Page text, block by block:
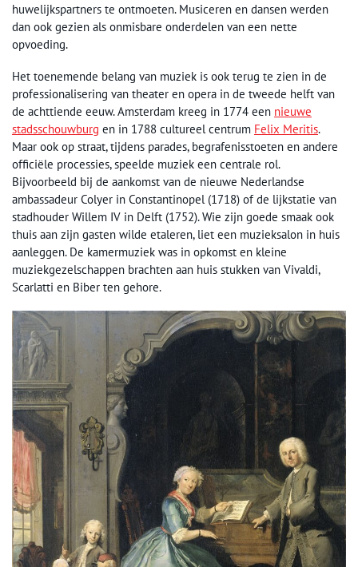
huwelijkspartners te ontmoeten. Musiceren en dansen werden
dan ook gezien als onmisbare onderdelen van een nette
opvoeding.
Het toenemende belang van muziek is ook terug te zien in de
professionalisering van theater en opera in de tweede helft van
de achttiende eeuw. Amsterdam kreeg in 1774 een nieuwe
stadsschouwburg en in 1788 cultureel centrum Felix Meritis.
Maar ook op straat, tijdens parades, begrafenisstoeten en andere
officiële processies, speelde muziek een centrale rol.
Bijvoorbeeld bij de aankomst van de nieuwe Nederlandse
ambassadeur Colyer in Constantinopel (1718) of de lijkstatie van
stadhouder Willem IV in Delft (1752). Wie zijn goede smaak ook
thuis aan zijn gasten wilde etaleren, liet een muzieksalon in huis
aanleggen. De kamermuziek was in opkomst en kleine
muziekgezelschappen brachten aan huis stukken van Vivaldi,
Scarlatti en Biber ten gehore.